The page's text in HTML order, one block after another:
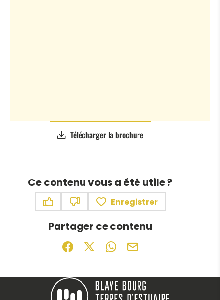
Télécharger la brochure
Ce contenu vous a été utile ?
Enregistrer
Partager ce contenu
Partager sur Facebook (nouvelle
Partager sur X / Twitter (nouvelle
Partager sur WhatsApp
Partager par mail